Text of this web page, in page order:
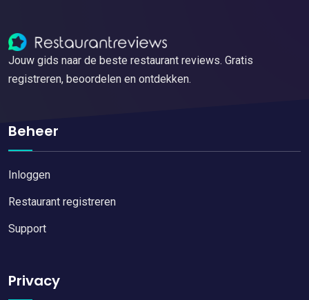
Jouw gids naar de beste restaurant reviews. Gratis
registreren, beoordelen en ontdekken.
Beheer
Inloggen
Restaurant registreren
Support
Privacy